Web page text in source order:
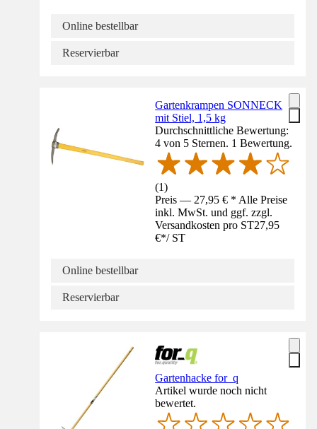
Online bestellbar
Reservierbar
Gartenkrampen SONNECK
mit Stiel, 1,5 kg
Durchschnittliche Bewertung:
4 von 5 Sternen. 1 Bewertung.
(1)
Preis — 27,95 € * Alle Preise
inkl. MwSt. und ggf. zzgl.
Versandkosten pro ST27,95
€*/ ST
Online bestellbar
Reservierbar
Gartenhacke for_q
Artikel wurde noch nicht
bewertet.